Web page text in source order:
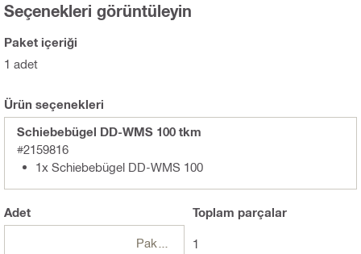
Seçenekleri görüntüleyin
Paket içeriği
1 adet
Ürün seçenekleri
Schiebebügel DD-WMS 100 tkm
#2159816
1x Schiebebügel DD-WMS 100
Adet Toplam parçalar
1